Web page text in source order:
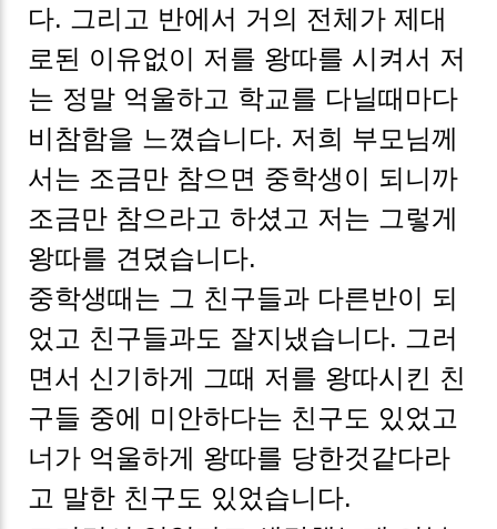
다. 그리고 반에서 거의 전체가 제대
로된 이유없이 저를 왕따를 시켜서 저
는 정말 억울하고 학교를 다닐때마다
비참함을 느꼈습니다. 저희 부모님께
서는 조금만 참으면 중학생이 되니까
조금만 참으라고 하셨고 저는 그렇게
왕따를 견뎠습니다.
중학생때는 그 친구들과 다른반이 되
었고 친구들과도 잘지냈습니다. 그러
면서 신기하게 그때 저를 왕따시킨 친
구들 중에 미안하다는 친구도 있었고
너가 억울하게 왕따를 당한것같다라
고 말한 친구도 있었습니다.